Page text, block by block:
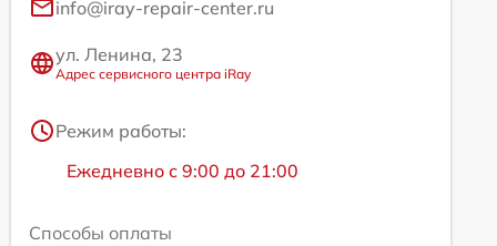
info@iray-repair-center.ru
ул. Ленина, 23
Адрес сервисного центра iRay
Режим работы:
Ежедневно с 9:00 до 21:00
Способы оплаты